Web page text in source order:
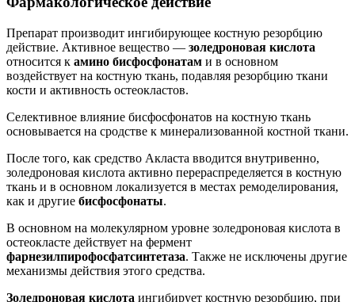
Препарат производит ингибирующее костную резорбцию
действие. Активное вещество — золедроновая кислота
относится к амино бисфосфонатам и в основном
воздействует на костную ткань, подавляя резорбцию ткани
кости и активность остеокластов.
Селективное влияние бисфосфонатов на костную ткань
основывается на сродстве к минерализованной костной ткани.
После того, как средство Акласта вводится внутривенно,
золедроновая кислота активно перераспределяется в костную
ткань и в основном локализуется в местах ремоделирования,
как и другие бисфосфонаты.
В основном на молекулярном уровне золедроновая кислота в
остеокласте действует на фермент
фарнезилпирофосфатсинтетаза. Также не исключены другие
механизмы действия этого средства.
Золедроновая кислота ингибирует костную резорбцию, при